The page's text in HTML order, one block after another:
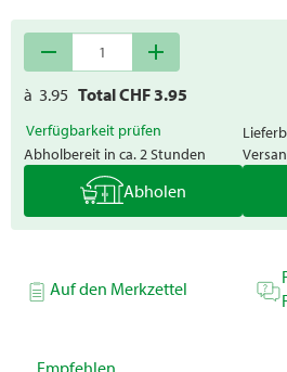
remove add
à 3.95 Total CHF3.95
Verfügbarkeit prüfen
Abholbereit in ca. 2 Stunden
Abholen
Auf den Merkzettel